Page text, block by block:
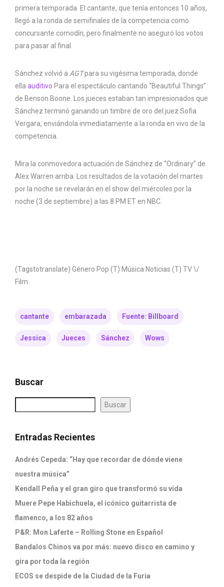
primera temporada. El cantante, que tenía entonces 10 años,
llegó a la ronda de semifinales de la competencia como
concursante comodín, pero finalmente no aseguró los votos
para pasar al final.
Sánchez volvió a AGTpara su vigésima temporada, donde
ella auditivo Para el espectáculo cantando “Beautiful Things”
de Benson Boone. Los jueces estaban tan impresionados que
Sánchez terminó ganando un timbre de oro del juez Sofia
Vergara, enviándola inmediatamente a la ronda en vivo de la
competencia.
Mira la conmovedora actuación de Sánchez de “Ordinary” de
Alex Warren arriba. Los resultados de la votación del martes
por la noche se revelarán en el show del miércoles por la
noche (3 de septiembre) a las 8 PM ET en NBC.
(Tagstotranslate) Género Pop (T) Música Noticias (T) TV \/
Film
cantante embarazada Fuente: Billboard
Jessica Jueces Sánchez Wows
Buscar
Buscar
Entradas Recientes
Andrés Cepeda: “Hay que recordar de dónde viene
nuestra música”
Kendall Peña y el gran giro que transformó su vida
Muere Pepe Habichuela, el icónico guitarrista de
flamenco, a los 82 años
P&R: Mon Laferte – Rolling Stone en Español
Bandalos Chinos va por más: nuevo disco en camino y
gira por toda la región
ECOS se despide de la Ciudad de la Furia